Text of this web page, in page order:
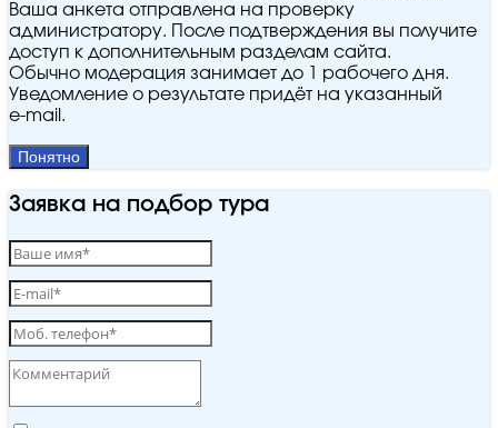
Ваша анкета отправлена на проверку
администратору. После подтверждения вы получите
доступ к дополнительным разделам сайта.
Обычно модерация занимает до 1 рабочего дня.
Уведомление о результате придёт на указанный
e‑mail.
Понятно
Заявка на подбор тура